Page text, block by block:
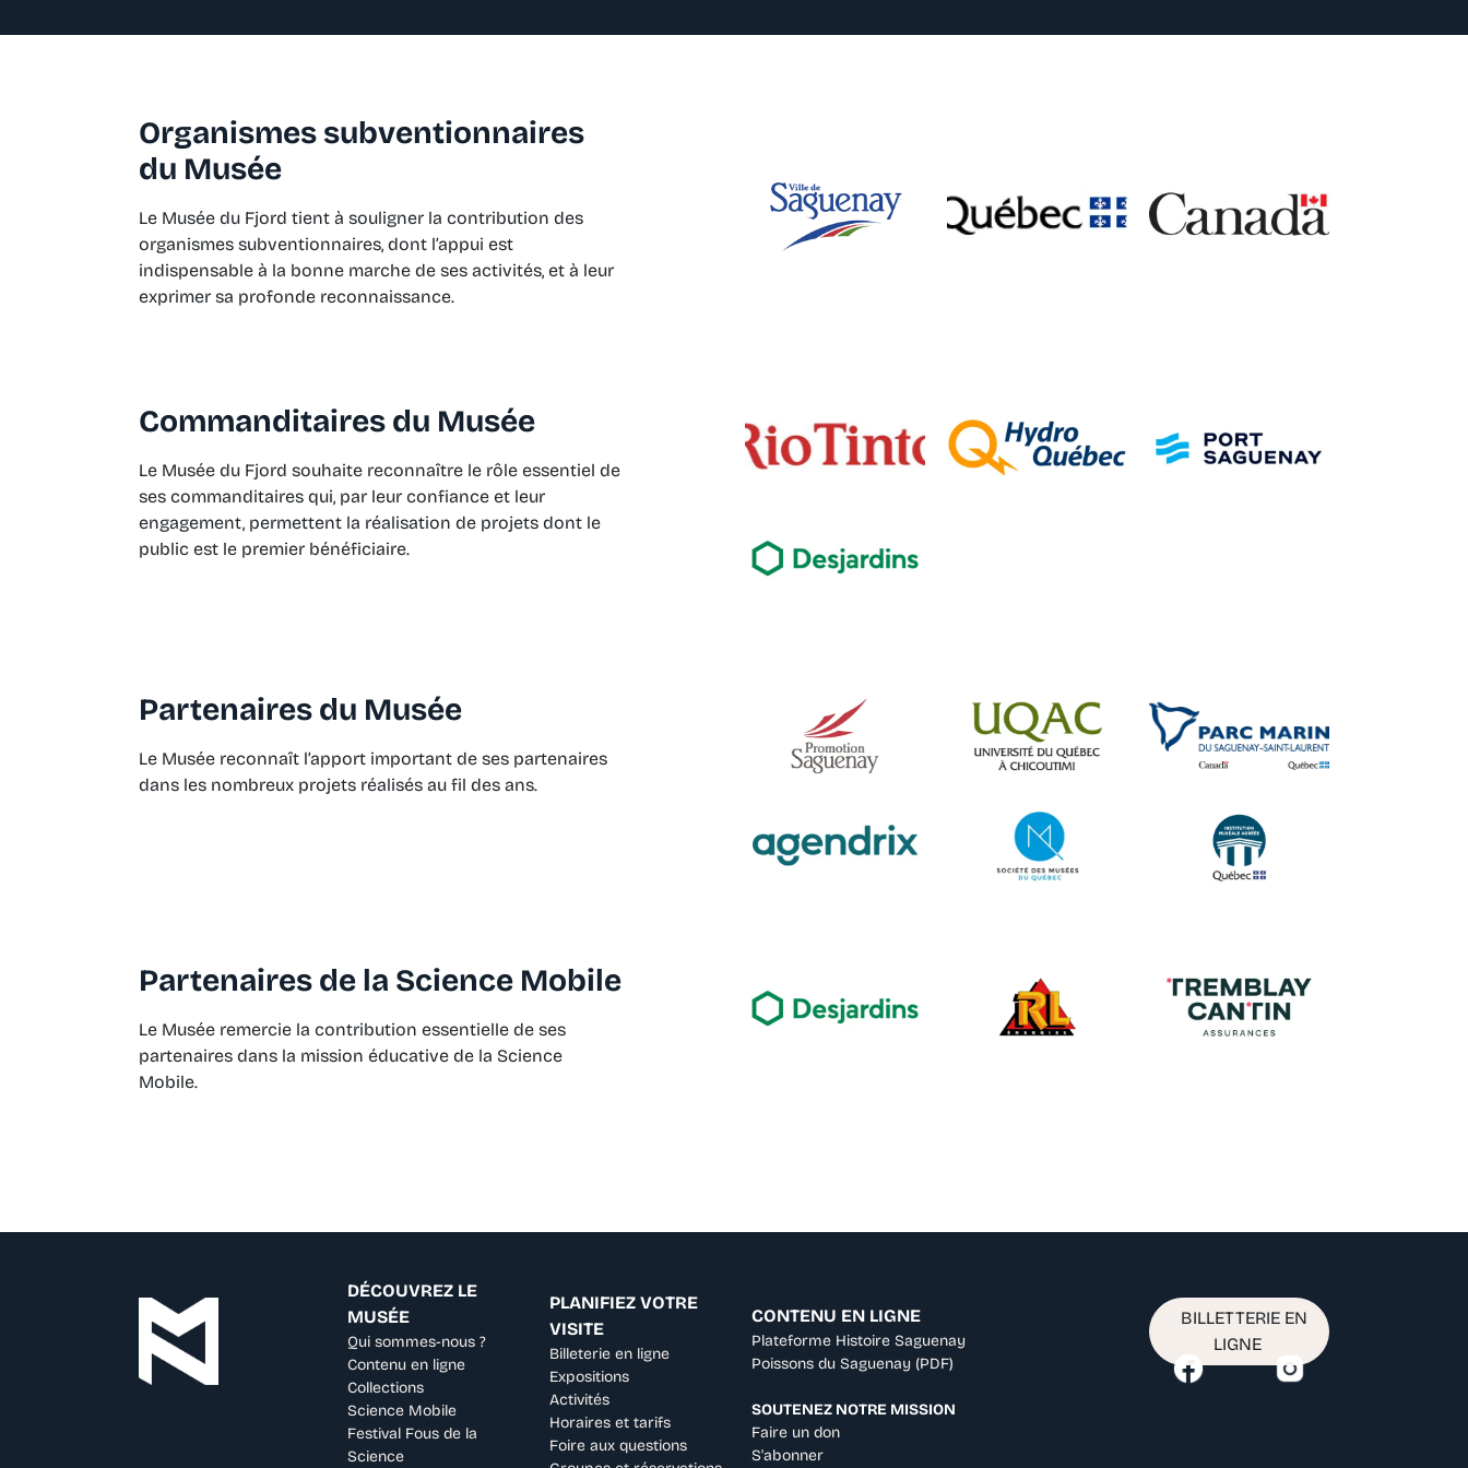
Organismes subventionnaires
du Musée
Le Musée du Fjord tient à souligner la contribution des
organismes subventionnaires, dont l’appui est
indispensable à la bonne marche de ses activités, et à leur
exprimer sa profonde reconnaissance.
Commanditaires du Musée
Le Musée du Fjord souhaite reconnaître le rôle essentiel de
ses commanditaires qui, par leur confiance et leur
engagement, permettent la réalisation de projets dont le
public est le premier bénéficiaire.
Partenaires du Musée
Le Musée reconnaît l’apport important de ses partenaires
dans les nombreux projets réalisés au fil des ans.
Partenaires de la Science Mobile
Le Musée remercie la contribution essentielle de ses
partenaires dans la mission éducative de la Science
Mobile.
DÉCOUVREZ LE
MUSÉE
Qui sommes-nous ?
Contenu en ligne
Collections
Science Mobile
Festival Fous de la
Science
PLANIFIEZ VOTRE
VISITE
Billeterie en ligne
Expositions
Activités
Horaires et tarifs
Foire aux questions
CONTENU EN LIGNE
Plateforme Histoire Saguenay
Poissons du Saguenay (PDF)
SOUTENEZ NOTRE MISSION
Faire un don
S'abonner
BILLETTERIE EN
LIGNE